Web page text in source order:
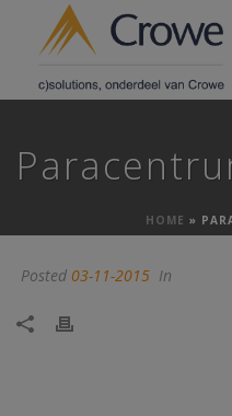
HOME »
Posted 03-11-2015 In